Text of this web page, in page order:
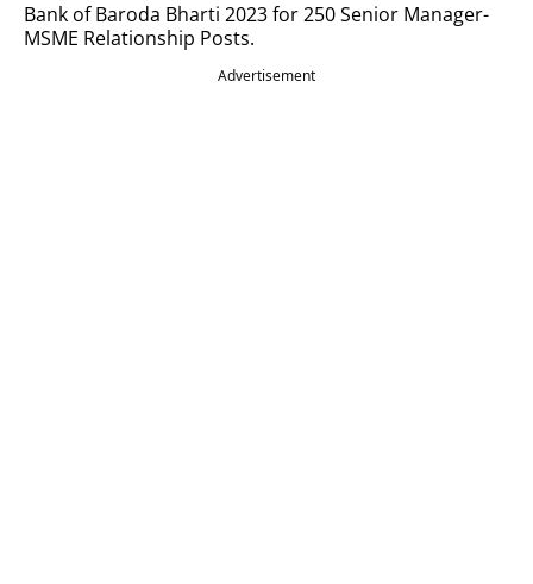
Bank of Baroda Bharti 2023 for 250 Senior Manager-
MSME Relationship Posts.
Advertisement